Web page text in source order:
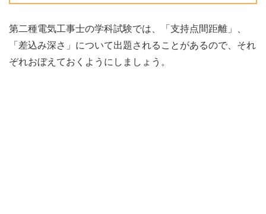
第二種電気工事士の学科試験では、「支持点間距離」、
「差込み深さ」について出題されることがあるので、それ
ぞれおぼえておくようにしましょう。